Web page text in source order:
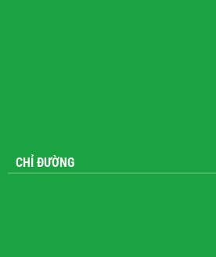
CHỈ ĐƯỜNG